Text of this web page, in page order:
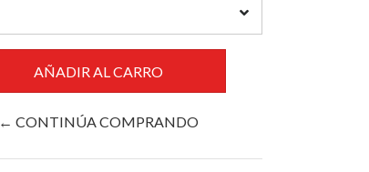
← CONTINÚA COMPRANDO